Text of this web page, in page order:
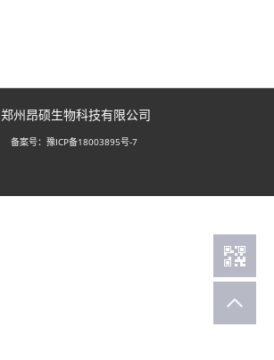
郑州昂硕生物科技有限公司
备案号： 豫ICP备18003895号-7